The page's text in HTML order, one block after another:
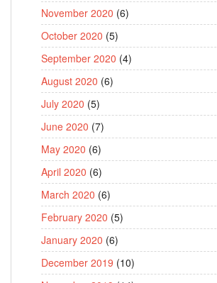
November 2020 (6)
October 2020 (5)
September 2020 (4)
August 2020 (6)
July 2020 (5)
June 2020 (7)
May 2020 (6)
April 2020 (6)
March 2020 (6)
February 2020 (5)
January 2020 (6)
December 2019 (10)